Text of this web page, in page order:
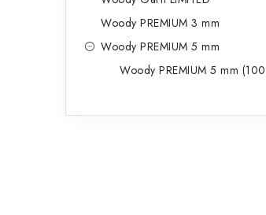
Woody PREMIUM 3 mm
Woody PREMIUM 5 mm
Woody PREMIUM 5 mm